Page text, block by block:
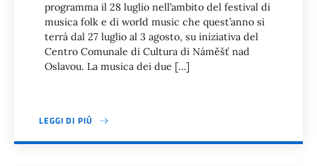
programma il 28 luglio nell’ambito del festival di
musica folk e di world music che quest’anno si
terrà dal 27 luglio al 3 agosto, su iniziativa del
Centro Comunale di Cultura di Náměšť nad
Oslavou. La musica dei due […]
LEGGI DI PIÙ